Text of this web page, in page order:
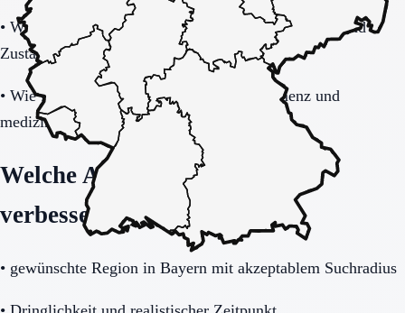
• Wie transparent werden Zusatzkosten, Leistungen und
Zuständigkeiten erklärt?
• Wie gut passt das Haus zu Mobilität, Demenz und
medizinischem Unterstützungsbedarf?
Welche Angaben die Anfrage
verbessern
• gewünschte Region in Bayern mit akzeptablem Suchradius